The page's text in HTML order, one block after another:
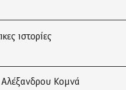
ιστορίες
Αλέξανδρου Κομνά